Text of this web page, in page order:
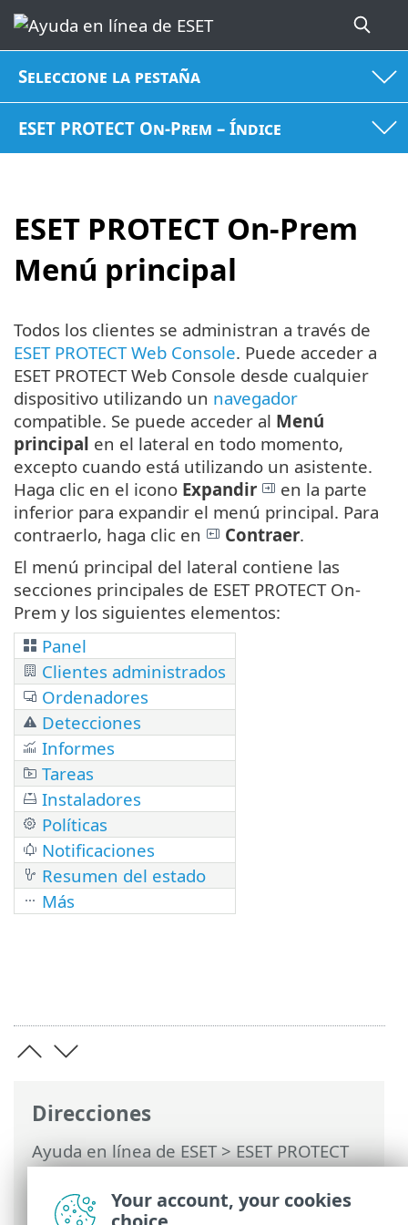
Seleccione la pestaña
ESET PROTECT On-Prem – Índice
ESET PROTECT On-Prem
Menú principal
Direcciones
Ayuda en línea de ESET>ESET PROTECT
On-Prem>Utilización de ESET PROTECT
On-Prem
> ESET PROTECT On-Prem Menú
principal
Todos los clientes se administran a través de
ESET PROTECT Web Console. Puede acceder a
ESET PROTECT Web Console desde cualquier
dispositivo utilizando un navegador
compatible. Se puede acceder al Menú
principal en el lateral en todo momento,
excepto cuando está utilizando un asistente.
Haga clic en el icono Expandir
en la parte
inferior para expandir el menú principal. Para
contraerlo, haga clic en
Contraer.
El menú principal del lateral contiene las
secciones principales de ESET PROTECT On-
Prem y los siguientes elementos:
Panel
Clientes administrados
Ordenadores
Detecciones
Informes
Tareas
Instaladores
Políticas
Notificaciones
Resumen del estado
Más
Your account, your cookies